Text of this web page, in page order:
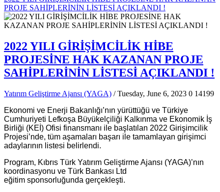
PROJE SAHİPLERİNİN LİSTESİ AÇIKLANDI !
2022 YILI GİRİŞİMCİLİK HİBE
PROJESİNE HAK KAZANAN PROJE
SAHİPLERİNİN LİSTESİ AÇIKLANDI !
Yatırım Geliştirme Ajansı (YAGA) / Tuesday, June 6, 2023 0 14199
Ekonomi ve Enerji Bakanlığı’nın yürüttüğü ve Türkiye
Cumhuriyeti Lefkoşa Büyükelçiliği Kalkınma ve Ekonomik İş
Birliği (KEİ) Ofisi finansmanı ile başlatılan 2022 Girişimcilik
Projesi’nde, tüm aşamaları başarı ile tamamlayan girişimci
adaylarının listesi belirlendi.
Program, Kıbrıs Türk Yatırım Geliştirme Ajansı (YAGA)’nın
koordinasyonu ve Türk Bankası Ltd
eğitim sponsorluğunda gerçekleşti.